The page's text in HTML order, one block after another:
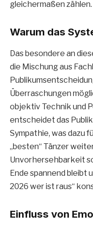
gleichermaßen zählen.
Warum das
Das besondere an
die Mischung aus
Überraschungen
objektiv Technik und
entscheidet das
Sympathie, was dazu
„besten“ Tänzer
Unvorhersehbarkeit
Ende spannend bleibt
2026 wer ist raus“
Einfluss von